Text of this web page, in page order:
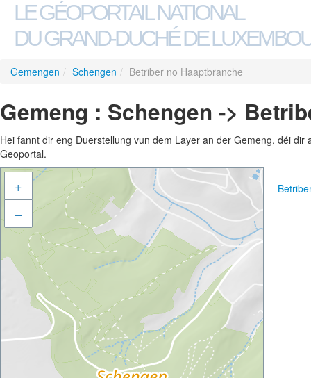
LE GÉOPORTAIL NATIONAL
DU GRAND-DUCHÉ DE
Gemengen / Schengen / Betriber no Haaptbranche
Gemeng : Schengen ->
Hei fannt dir eng Duerstellung vun dem Layer an der Gemeng, déi
Geoportal.
+
–